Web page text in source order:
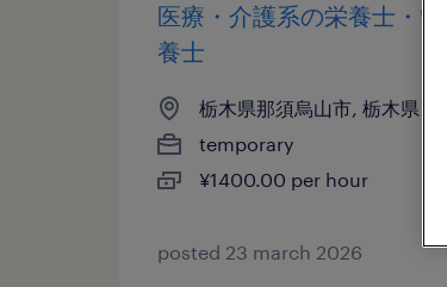
医療・介護系の栄養士・
養士
栃木県那須烏山市, 栃木県
temporary
¥1400.00 per hour
posted 23 march 2026